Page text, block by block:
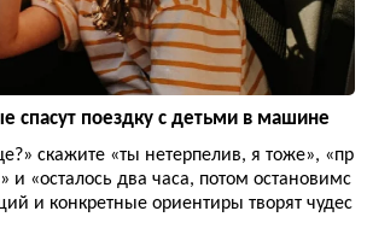
спасут поездку с детьми в машине
скажите «ты нетерпелив, я тоже», «пр
и «осталось два часа, потом остановимс
и конкретные ориентиры творят чудес